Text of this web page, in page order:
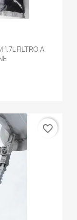
FILTRO A
favorite_border